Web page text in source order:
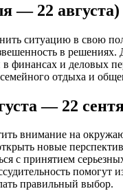
— 22 августа)
ситуацию в свою
в решениях.
в финансах и деловых
отдыха и
— 22
внимание на
новые
с принятием
помогут
правильный выбор.